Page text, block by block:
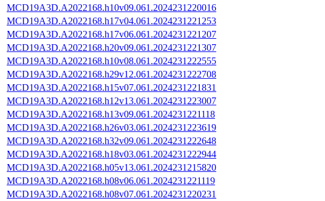
MCD19A3D.A2022168.h10v09.061.2024231220016
MCD19A3D.A2022168.h17v04.061.2024231221253
MCD19A3D.A2022168.h17v06.061.2024231221207
MCD19A3D.A2022168.h20v09.061.2024231221307
MCD19A3D.A2022168.h10v08.061.2024231222555
MCD19A3D.A2022168.h29v12.061.2024231222708
MCD19A3D.A2022168.h15v07.061.2024231221831
MCD19A3D.A2022168.h12v13.061.2024231223007
MCD19A3D.A2022168.h13v09.061.2024231221118
MCD19A3D.A2022168.h26v03.061.2024231223619
MCD19A3D.A2022168.h32v09.061.2024231222648
MCD19A3D.A2022168.h18v03.061.2024231222944
MCD19A3D.A2022168.h05v13.061.2024231215820
MCD19A3D.A2022168.h08v06.061.2024231221119
MCD19A3D.A2022168.h08v07.061.2024231220231